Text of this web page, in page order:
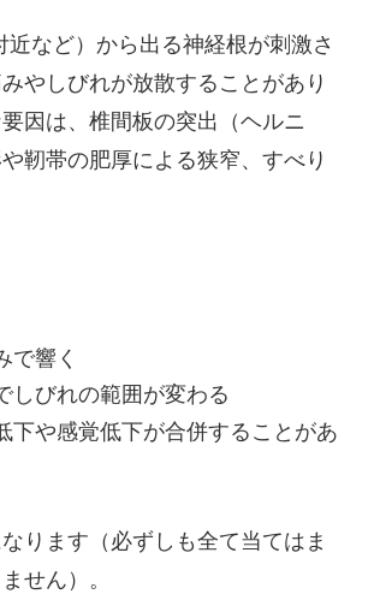
近など）から出る神経根が刺激さ
やしびれが放散することがあり
因は、椎間板の突出（ヘルニ
靭帯の肥厚による狭窄、すべり
で響く
しびれの範囲が変わる
下や感覚低下が合併することがあ
ります（必ずしも全て当てはま
せん）。